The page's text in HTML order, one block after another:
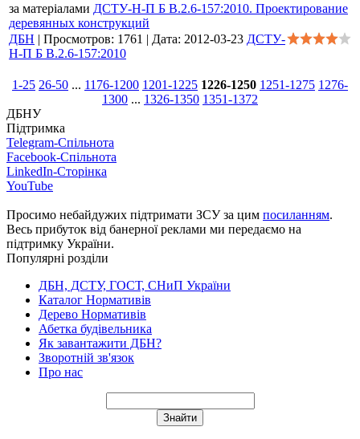
за матеріалами ДСТУ-Н-П Б В.2.6-157:2010. Проектирование
деревянных конструкций
ДБН | Просмотров: 1761 | Дата: 2012-03-23 ДСТУ-
Н-П Б В.2.6-157:2010
1-25 26-50 ... 1176-1200 1201-1225 1226-1250 1251-1275 1276-
1300 ... 1326-1350 1351-1372
ДБНУ
Підтримка
Telegram-Спільнота
Facebook-Спільнота
LinkedIn-Сторінка
YouTube
Просимо небайдужих підтримати ЗСУ за цим посиланням.
Весь прибуток від банерної реклами ми передаємо на
підтримку України.
Популярні розділи
ДБН, ДСТУ, ГОСТ, СНиП України
Каталог Нормативів
Дерево Нормативів
Абетка будівельника
Як завантажити ДБН?
Зворотній зв'язок
Про нас